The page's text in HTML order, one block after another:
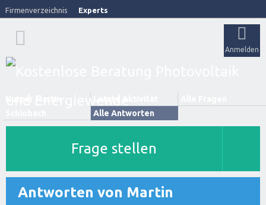
Firmenverzeichnis Experts
Anmelden
Alle Antworten
Frage stellen
Antworten von Martin